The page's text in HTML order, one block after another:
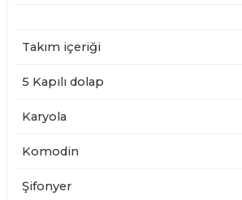
Takım içeriği
5 Kapılı dolap
Karyola
Komodin
Şifonyer